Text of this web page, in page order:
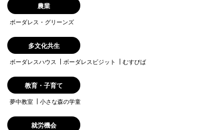
農業
ボーダレス・グリーンズ
多文化共生
ボーダレスハウス ボーダレスビジット むすびば
教育・子育て
夢中教室 小さな森の学童
就労機会